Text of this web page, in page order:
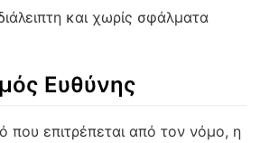
και χωρίς σφάλματα
Ευθύνης
που επιτρέπεται από τον νόμο, η